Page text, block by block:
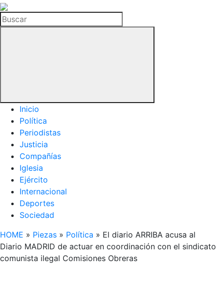
La
Hemeroteca
del
Buscar
Inicio
Política
Periodistas
Justicia
Compañías
Iglesia
Ejército
Internacional
Deportes
Sociedad
HOME » Piezas » Política » El diario ARRIBA acusa al
Diario MADRID de actuar en coordinación con el sindicato
comunista ilegal Comisiones Obreras